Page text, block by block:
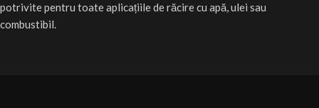
potrivite pentru toate aplicațiile de răcire cu apă, ulei sau
combustibil.